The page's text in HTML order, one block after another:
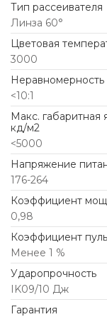
Тип рассеивателя
Линза 60°
Цветовая
3000
Неравномерность
<10:1
Макс. габаритная
кд/м2
<5000
Напряжение
176-264
Коэффициент
0,98
Коэффициент
Менее 1 %
Ударопрочность
IK09/10 Дж
Гарантия